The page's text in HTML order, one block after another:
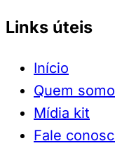
Links úteis
Início
Quem
Mídia kit
Fale